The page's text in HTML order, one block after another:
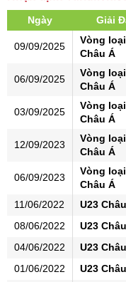
Ngày Giải
09/09/2025
Vòng
Châu Á
06/09/2025
Vòng
Châu Á
03/09/2025
Vòng
Châu Á
12/09/2023
Vòng
Châu Á
06/09/2023
Vòng
Châu Á
11/06/2022 U23
08/06/2022
U23
04/06/2022
U23
01/06/2022
U23